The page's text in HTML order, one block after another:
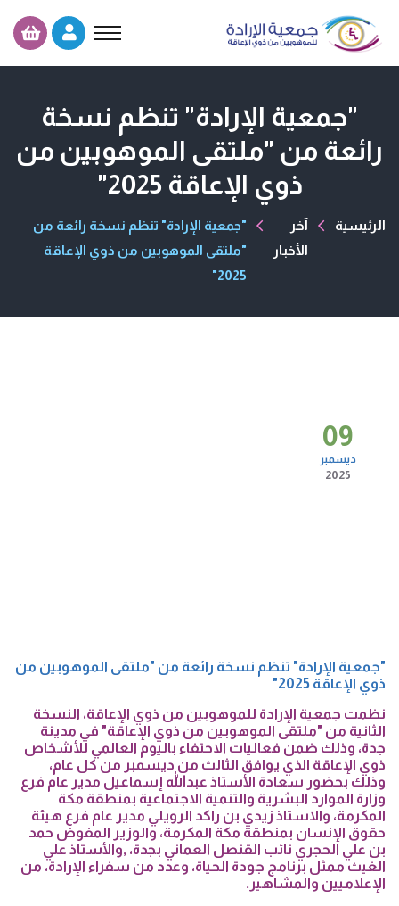
"جمعية الإرادة" تنظم نسخة
رائعة من "ملتقى الموهوبين من
ذوي الإعاقة 2025"
الرئيسية
آخر
الأخبار
"جمعية الإرادة" تنظم نسخة رائعة من
"ملتقى الموهوبين من ذوي الإعاقة
2025"
09
ديسمبر
2025
"جمعية الإرادة" تنظم نسخة رائعة من "ملتقى الموهوبين من
ذوي الإعاقة 2025"
نظمت جمعية الإرادة للموهوبين من ذوي الإعاقة، النسخة
الثانية من "ملتقى الموهوبين من ذوي الإعاقة" في مدينة
جدة، وذلك ضمن فعاليات الاحتفاء باليوم العالمي للأشخاص
ذوي الإعاقة الذي يوافق الثالث من ديسمبر من كل عام،
وذلك بحضور سعادة الأستاذ عبدالله إسماعيل مدير عام فرع
وزارة الموارد البشرية والتنمية الاجتماعية بمنطقة مكة
المكرمة، والاستاذ زيدي بن راكد الرويلي مدير عام فرع هيئة
حقوق الإنسان بمنطقة مكة المكرمة، والوزير المفوض حمد
بن علي الحجري نائب القنصل العماني بجدة، ,والأستاذ علي
الغيث ممثل برنامج جودة الحياة، وعدد من سفراء الإرادة، من
الإعلاميين والمشاهير.